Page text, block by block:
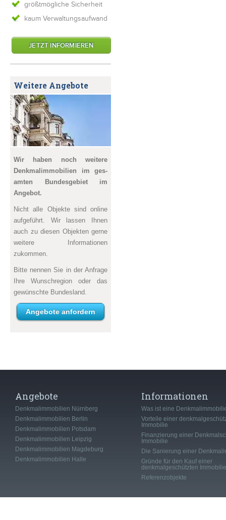
größtmögliche Sicherheit
kaum Verwaltungsaufwand
JETZT INFORMIEREN
Weitere Angebote
Wir haben noch weitere
Denkmal­immobilien im ges­
amten Bundesgebiet im
Angebot.
Nicht alle Objekte sind online
aufgeführt. Wir lassen Ihnen
auch zu diesen Objekten gerne
weitere Informationen
zukommen.
Bitte nennen Sie in der Anfrage
Ihre Wunschregion oder das
gewünschte Bundesland.
Angebote anfordern
Angebote
Denkmalimmobilien Nürnberg
Denkmalimmobilien Berlin
Denkmalimmobilien Potsdam
Denkmalimmobilien Leipzig
Denkmalimmobilien Magdeburg
Denkmalimmobilien Halle
Informationen
Was ist eine
Vorteile einer
Immobilie
Finanzierung einer
Immobilie
Die Sanierung einer
Gründe für den Kauf einer
denkmalgeschützten Immobilie
Referenzobjekte